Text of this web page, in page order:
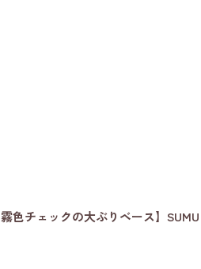
色チェックの大ぶりベース】SUMU